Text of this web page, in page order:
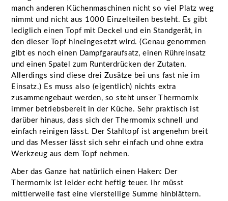
manch anderen Küchenmaschinen nicht so viel Platz weg
nimmt und nicht aus 1000 Einzelteilen besteht. Es gibt
lediglich einen Topf mit Deckel und ein Standgerät, in
den dieser Topf hineingesetzt wird. (Genau genommen
gibt es noch einen Dampfgaraufsatz, einen Rühreinsatz
und einen Spatel zum Runterdrücken der Zutaten.
Allerdings sind diese drei Zusätze bei uns fast nie im
Einsatz.) Es muss also (eigentlich) nichts extra
zusammengebaut werden, so steht unser Thermomix
immer betriebsbereit in der Küche. Sehr praktisch ist
darüber hinaus, dass sich der Thermomix schnell und
einfach reinigen lässt. Der Stahltopf ist angenehm breit
und das Messer lässt sich sehr einfach und ohne extra
Werkzeug aus dem Topf nehmen.
Aber das Ganze hat natürlich einen Haken: Der
Thermomix ist leider echt heftig teuer. Ihr müsst
mittlerweile fast eine vierstellige Summe hinblättern.